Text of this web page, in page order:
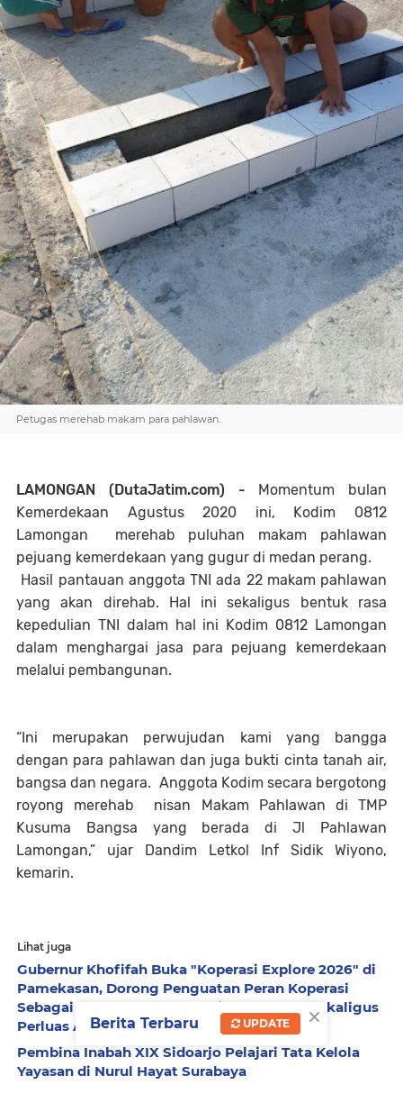
Petugas merehab makam para pahlawan.
LAMONGAN (DutaJatim.com) - Momentum bulan
Kemerdekaan Agustus 2020 ini, Kodim 0812
Lamongan merehab puluhan makam pahlawan
pejuang kemerdekaan yang gugur di medan perang.
Hasil pantauan anggota TNI ada 22 makam pahlawan
yang akan direhab. Hal ini sekaligus bentuk rasa
kepedulian TNI dalam hal ini Kodim 0812 Lamongan
dalam menghargai jasa para pejuang kemerdekaan
melalui pembangunan.
“Ini merupakan perwujudan kami yang bangga
dengan para pahlawan dan juga bukti cinta tanah air,
bangsa dan negara. Anggota Kodim secara bergotong
royong merehab nisan Makam Pahlawan di TMP
Kusuma Bangsa yang berada di Jl Pahlawan
Lamongan,” ujar Dandim Letkol Inf Sidik Wiyono,
kemarin.
Lihat juga
Gubernur Khofifah Buka "Koperasi Explore 2026" di
Pamekasan, Dorong Penguatan Peran Koperasi
Sebagai Penggerak Ekonomi Kerakyatan Sekaligus
Perluas Akses Promosi Pelaku UMKM
Pembina Inabah XIX Sidoarjo Pelajari Tata Kelola
Yayasan di Nurul Hayat Surabaya
×
Berita Terbaru UPDATE